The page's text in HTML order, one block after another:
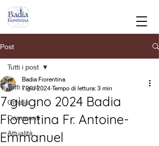
Post
Tutti i post
Omelie
Commenti
Attualità
Tutti i post
7 giugno 2024 Badia
Fiorentina Fr. Antoine-
Emmanuel
Badia Fiorentina
7 giu 2024 Tempo di lettura: 3 min